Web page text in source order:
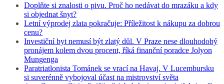
Doplňte si znalosti o pivu. Proč ho nedávat do mrazáku a kdy
si objednat šnyt?
Letní výprodej zlata pokračuje: Příležitost k nákupu za dobrou
cenu?
Investiční byt nemusí být zlatý důl. V Praze nese dlouhodobý
pronájem kolem dvou procent, říká finanční poradce Jolyon
Mungenga
Paratriatlonista Tománek se vrací na Havaj. V Lucembursku
si suverénně vybojoval účast na mistrovství světa